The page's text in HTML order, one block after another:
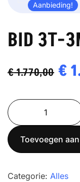
Aanbieding!
BID 3T-
€1.770,00
€
€
BID
3T-
3M
aantal
Toevoegen
Categorie: Alles